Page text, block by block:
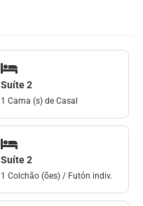
Suíte 2
1 Cama (s) de Casal
Suíte 2
1 Colchão (ões) / Futón indiv.